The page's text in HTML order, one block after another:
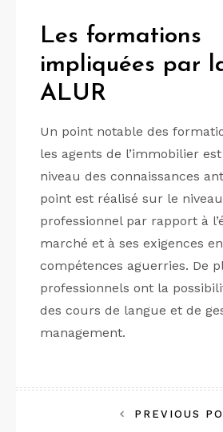
Les formations
impliquées par
ALUR
Un point notable des
les agents de l’immobilier
niveau des connaissances
point est réalisé sur le
professionnel par rapport à
marché et à ses exigences
compétences aguerries. De
professionnels ont la
des cours de langue et de
management.
PREVIOUS